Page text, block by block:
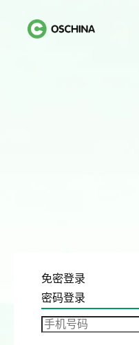
免密登录
密码登录